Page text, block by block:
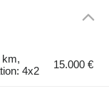
km,
4x2
15.000 €